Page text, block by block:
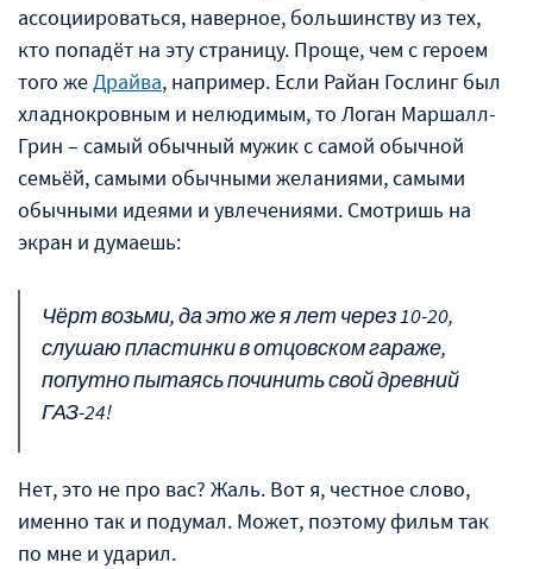
ассоциироваться, наверное, большинству из тех,
кто попадёт на эту страницу. Проще, чем с героем
того жеДрайва, например. Если Райан Гослинг был
хладнокровным и нелюдимым, то Логан Маршалл-
Грин – самый обычный мужик с самой обычной
семьёй, самыми обычными желаниями, самыми
обычными идеями и увлечениями. Смотришь на
экран и думаешь:
Чёрт возьми, да это же я лет через 10-20,
слушаю пластинки в отцовском гараже,
попутно пытаясь починить свой древний
ГАЗ-24!
Нет, это не про вас? Жаль. Вот я, честное слово,
именно так и подумал. Может, поэтому фильм так
по мне и ударил.